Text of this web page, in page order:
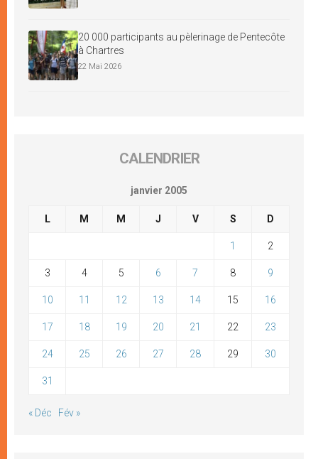
20 000 participants au pèlerinage de Pentecôte
à Chartres
22 Mai 2026
CALENDRIER
janvier 2005
L M M J V S D
1 2
3 4 5 6 7 8 9
10 11 12 13 14 15 16
17 18 19 20 21 22 23
24 25 26 27 28 29 30
31
« Déc Fév »